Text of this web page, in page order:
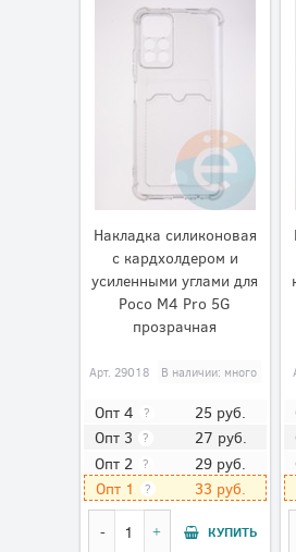
Накладка силиконовая
с кардхолдером и
усиленными углами для
Poco M4 Pro 5G
прозрачная
Арт. 29018 В наличии: много
Опт 4 ? 25 руб.
Опт 3 ? 27 руб.
Опт 2 ? 29 руб.
Опт 1 ? 33 руб.
КУПИТЬ